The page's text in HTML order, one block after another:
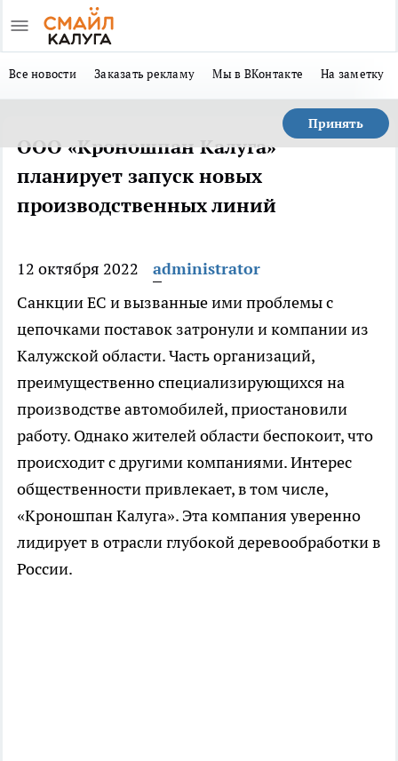
Все новости Заказать рекламу Мы в ВКонтакте На заметку
Принять
ООО «Кроношпан Калуга»
планирует запуск новых
производственных линий
12 октября 2022
administrator
Санкции ЕС и вызванные ими проблемы с
цепочками поставок затронули и компании из
Калужской области. Часть организаций,
преимущественно специализирующихся на
производстве автомобилей, приостановили
работу. Однако жителей области беспокоит, что
происходит с другими компаниями. Интерес
общественности привлекает, в том числе,
«Кроношпан Калуга». Эта компания уверенно
лидирует в отрасли глубокой деревообработки в
России.